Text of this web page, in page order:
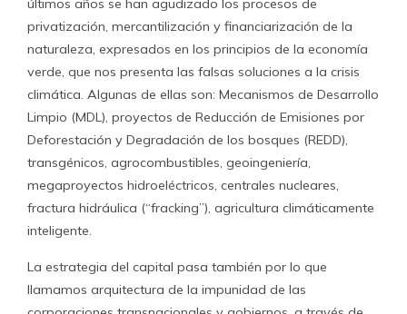
últimos años se han agudizado los procesos de
privatización, mercantilización y financiarización de la
naturaleza, expresados en los principios de la economía
verde, que nos presenta las falsas soluciones a la crisis
climática. Algunas de ellas son: Mecanismos de Desarrollo
Limpio (MDL), proyectos de Reducción de Emisiones por
Deforestación y Degradación de los bosques (REDD),
transgénicos, agrocombustibles, geoingeniería,
megaproyectos hidroeléctricos, centrales nucleares,
fractura hidráulica (“fracking”), agricultura climáticamente
inteligente.
La estrategia del capital pasa también por lo que
llamamos arquitectura de la impunidad de las